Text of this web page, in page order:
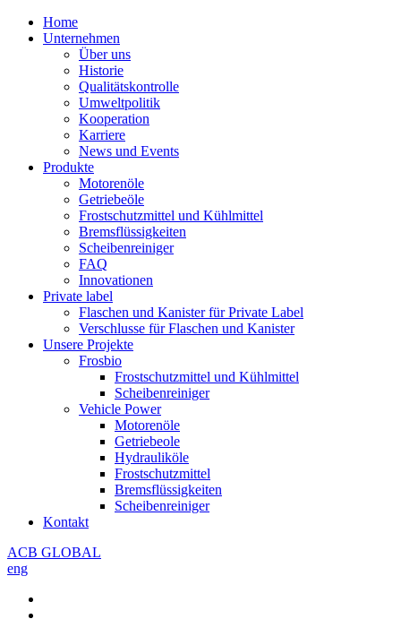
Home
Unternehmen
Über uns
Historie
Qualitätskontrolle
Umweltpolitik
Kooperation
Karriere
News und Events
Produkte
Motorenöle
Getriebeöle
Frostschutzmittel und Kühlmittel
Bremsflüssigkeiten
Scheibenreiniger
FAQ
Innovationen
Private label
Flaschen und Kanister für Private Label
Verschlusse für Flaschen und Kanister
Unsere Projekte
Frosbio
Frostschutzmittel und Kühlmittel
Scheibenreiniger
Vehicle Power
Motorenöle
Getriebeole
Hydrauliköle
Frostschutzmittel
Bremsflüssigkeiten
Scheibenreiniger
Kontakt
ACB GLOBAL
eng